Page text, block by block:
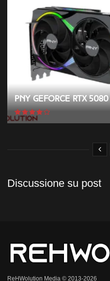
PNY GeForce RTX 5080
Discussione su post
ReHWolution Media © 2013-2026